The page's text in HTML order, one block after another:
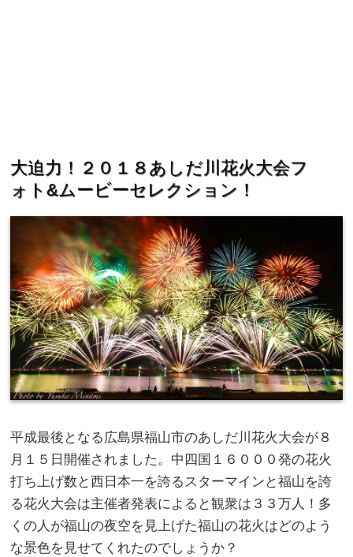
大迫力！２０１８あしだ川花火大会フ
ォト&ムービーセレクション！
平成最後となる広島県福山市のあしだ川花火大会が８
月１５日開催されました。中四国１６０００発の花火
打ち上げ数と西日本一を誇るスターマインと福山を誇
る花火大会は主催者発表によると観衆は３３万人！多
くの人が福山の夜空を見上げた福山の花火はどのよう
な景色を見せてくれたのでしょうか？